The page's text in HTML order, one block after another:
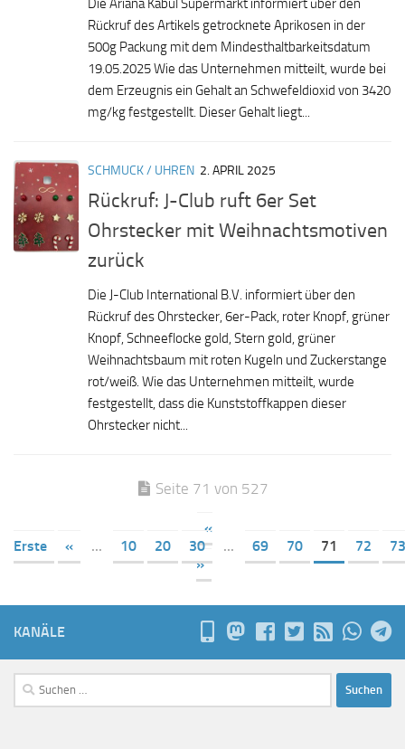
Die Ariana Kabul Supermarkt informiert über den
Rückruf des Artikels getrocknete Aprikosen in der
500g Packung mit dem Mindesthaltbarkeitsdatum
19.05.2025 Wie das Unternehmen mitteilt, wurde bei
dem Erzeugnis ein Gehalt an Schwefeldioxid von 3420
mg/kg festgestellt. Dieser Gehalt liegt...
SCHMUCK / UHREN 2. APRIL 2025
Rückruf: J-Club ruft 6er Set
Ohrstecker mit Weihnachtsmotiven
zurück
Die J-Club International B.V. informiert über den
Rückruf des Ohrstecker, 6er-Pack, roter Knopf, grüner
Knopf, Schneeflocke gold, Stern gold, grüner
Weihnachtsbaum mit roten Kugeln und Zuckerstange
rot/weiß. Wie das Unternehmen mitteilt, wurde
festgestellt, dass die Kunststoffkappen dieser
Ohrstecker nicht...
Seite 71 von 527
«
Erste
« ... 10 20 30 ... 69 70 71 72
73
»
KANÄLE
Suchen
nach: